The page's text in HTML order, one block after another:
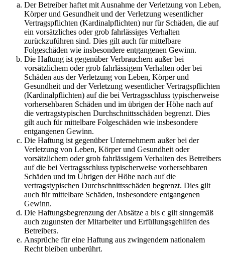
Der Betreiber haftet mit Ausnahme der Verletzung von Leben,
Körper und Gesundheit und der Verletzung wesentlicher
Vertragspflichten (Kardinalpflichten) nur für Schäden, die auf
ein vorsätzliches oder grob fahrlässiges Verhalten
zurückzuführen sind. Dies gilt auch für mittelbare
Folgeschäden wie insbesondere entgangenen Gewinn.
Die Haftung ist gegenüber Verbrauchern außer bei
vorsätzlichem oder grob fahrlässigem Verhalten oder bei
Schäden aus der Verletzung von Leben, Körper und
Gesundheit und der Verletzung wesentlicher Vertragspflichten
(Kardinalpflichten) auf die bei Vertragsschluss typischerweise
vorhersehbaren Schäden und im übrigen der Höhe nach auf
die vertragstypischen Durchschnittsschäden begrenzt. Dies
gilt auch für mittelbare Folgeschäden wie insbesondere
entgangenen Gewinn.
Die Haftung ist gegenüber Unternehmern außer bei der
Verletzung von Leben, Körper und Gesundheit oder
vorsätzlichem oder grob fahrlässigem Verhalten des Betreibers
auf die bei Vertragsschluss typischerweise vorhersehbaren
Schäden und im Übrigen der Höhe nach auf die
vertragstypischen Durchschnittsschäden begrenzt. Dies gilt
auch für mittelbare Schäden, insbesondere entgangenen
Gewinn.
Die Haftungsbegrenzung der Absätze a bis c gilt sinngemäß
auch zugunsten der Mitarbeiter und Erfüllungsgehilfen des
Betreibers.
Ansprüche für eine Haftung aus zwingendem nationalem
Recht bleiben unberührt.